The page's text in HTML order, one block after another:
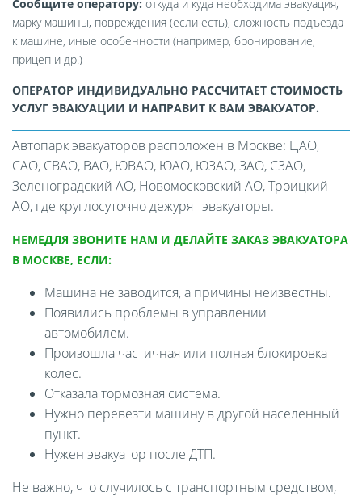
Сообщите оператору: откуда и куда необходима эвакуация,
марку машины, повреждения (если есть), сложность подъезда
к машине, иные особенности (например, бронирование,
прицеп и др.)
ОПЕРАТОР ИНДИВИДУАЛЬНО РАССЧИТАЕТ СТОИМОСТЬ
УСЛУГ ЭВАКУАЦИИ И НАПРАВИТ К ВАМ ЭВАКУАТОР.
Автопарк эвакуаторов расположен в Москве: ЦАО,
САО, СВАО, ВАО, ЮВАО, ЮАО, ЮЗАО, ЗАО, СЗАО,
Зеленоградский АО, Новомосковский АО, Троицкий
АО, где круглосуточно дежурят эвакуаторы.
НЕМЕДЛЯ ЗВОНИТЕ НАМ И ДЕЛАЙТЕ ЗАКАЗ ЭВАКУАТОРА
В МОСКВЕ, ЕСЛИ:
Машина не заводится, а причины неизвестны.
Появились проблемы в управлении
автомобилем.
Произошла частичная или полная блокировка
колес.
Отказала тормозная система.
Нужно перевезти машину в другой населенный
пункт.
Нужен эвакуатор после ДТП.
Не важно, что случилось с транспортным средством,